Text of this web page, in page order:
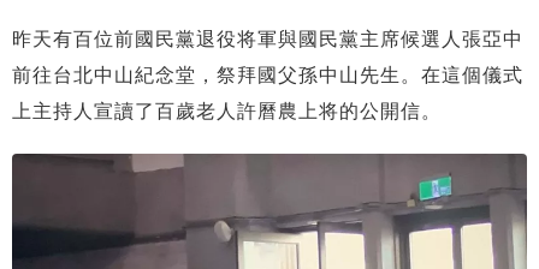
昨天有百位前國民黨退役将軍與國民黨主席候選人張亞中
前往台北中山紀念堂，祭拜國父孫中山先生。在這個儀式
上主持人宣讀了百歲老人許曆農上将的公開信。